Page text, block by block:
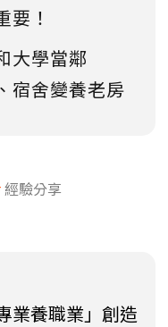
要！
大學當鄰
宿舍變養老房
經驗分享
業養職業」創造